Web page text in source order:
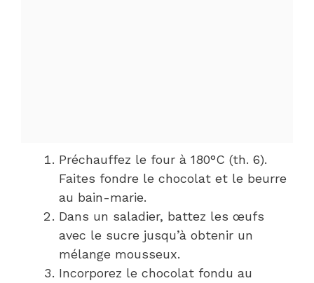
Préchauffez le four à 180°C (th. 6).
Faites fondre le chocolat et le beurre
au bain-marie.
Dans un saladier, battez les œufs
avec le sucre jusqu’à obtenir un
mélange mousseux.
Incorporez le chocolat fondu au